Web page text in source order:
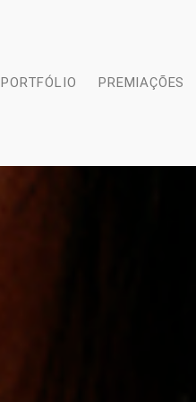
PORTFÓLIO PREMIAÇÕES